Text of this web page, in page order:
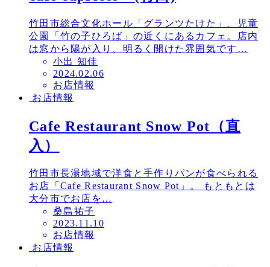
竹田市総合文化ホール「グランツたけた」、児童
公園「竹の子ひろば」の近くにあるカフェ。店内
は窓から陽が入り、明るく開けた雰囲気です…
小出 知佳
投
稿
日
2024.02.06
お店情報
お店情報
Cafe Restaurant Snow Pot（直
入）
竹田市長湯地域で洋食と手作りパンが食べられる
お店「Cafe Restaurant Snow Pot」。 もともとは
大分市でお店を…
桑島祐子
投
稿
日
2023.11.10
お店情報
お店情報